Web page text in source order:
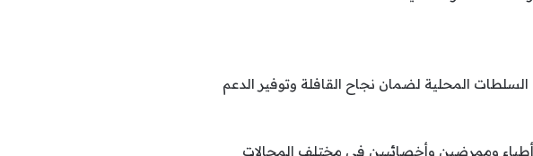
المحلية لضمان نجاح القافلة وتوفير الدعم
وممرضين وأخصائيين في مختلف المجالات